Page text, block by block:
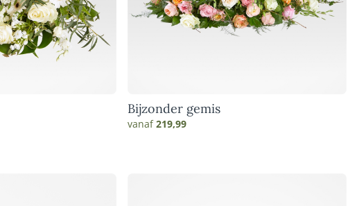
VERJAARDAG EN FELICITATIE
POPULAIRE BOEKETTEN
Bijzonder gemis
vanaf219,99